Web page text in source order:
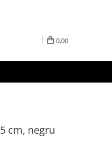
0,00
cm, negru